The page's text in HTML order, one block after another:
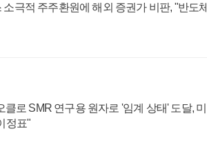
극적 주주환원에 해외 증권가 비판, "반도체
로 SMR 연구용 원자로 '임계 상태' 도달, 미
정표"